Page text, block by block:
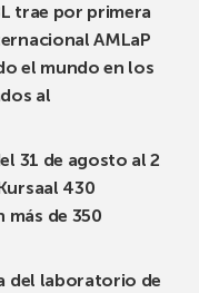
trae por primera
AMLaP
el mundo en los
al
31 de agosto al 2
430
de 350
del laboratorio de